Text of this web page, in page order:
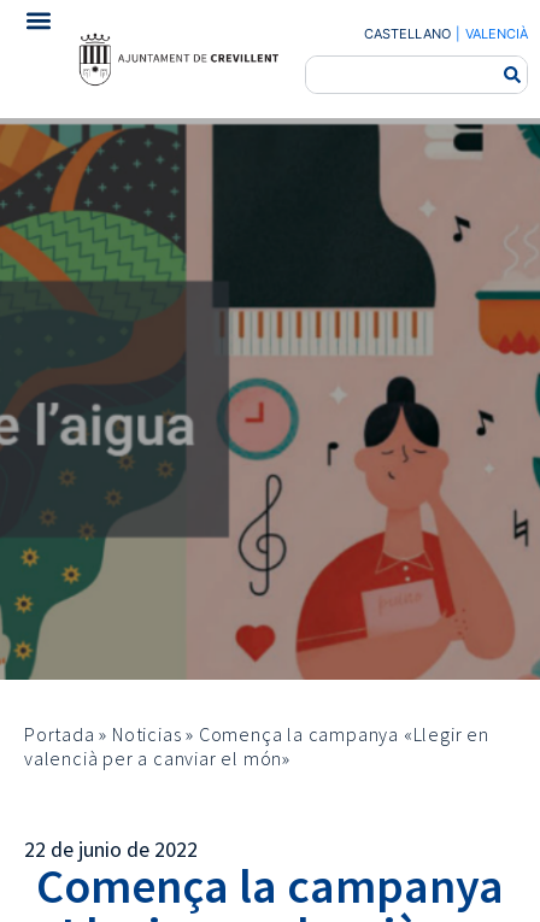
CASTELLANO VALENCIÀ
Portada » Noticias » Comença la campanya «Llegir en
valencià per a canviar el món»
22 de junio de 2022
Comença la campanya